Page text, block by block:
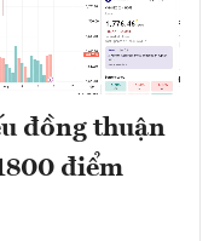
đồng thuận
điểm